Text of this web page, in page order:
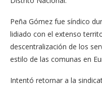
Peña Gómez fue síndico
lidiado con el extenso
descentralización de los
estilo de las comunas en
Intentó retornar a la